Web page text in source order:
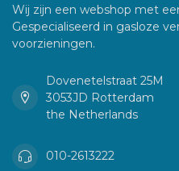
Wij zijn een webshop met
Gespecialiseerd in gasloze
voorzieningen.
Dovenetelstraat 25M
3053JD Rotterdam
the Netherlands
010-2613222